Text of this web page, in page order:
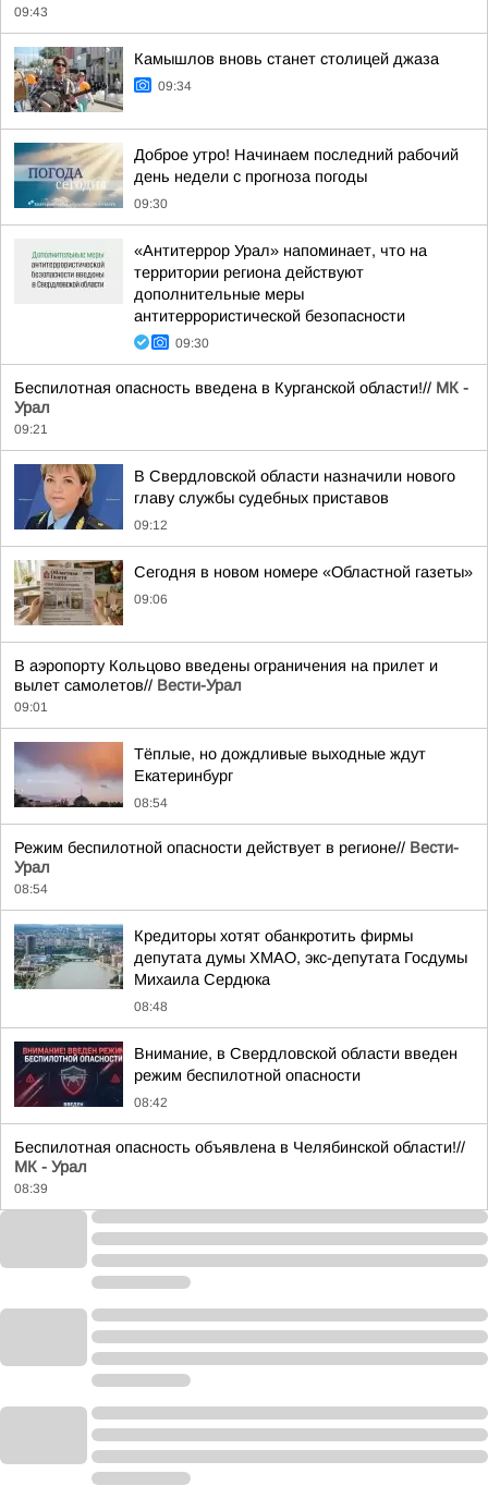
09:43
Камышлов вновь станет столицей джаза
09:34
Доброе утро! Начинаем последний рабочий
день недели с прогноза погоды
09:30
«Антитеррор Урал» напоминает, что на
территории региона действуют
дополнительные меры
антитеррористической безопасности
09:30
Беспилотная опасность введена в Курганской области!// МК -
Урал
09:21
В Свердловской области назначили нового
главу службы судебных приставов
09:12
Сегодня в новом номере «Областной газеты»
09:06
В аэропорту Кольцово введены ограничения на прилет и
вылет самолетов// Вести-Урал
09:01
Тёплые, но дождливые выходные ждут
Екатеринбург
08:54
Режим беспилотной опасности действует в регионе// Вести-
Урал
08:54
Кредиторы хотят обанкротить фирмы
депутата думы ХМАО, экс-депутата Госдумы
Михаила Сердюка
08:48
Внимание, в Свердловской области введен
режим беспилотной опасности
08:42
Беспилотная опасность объявлена в Челябинской области!//
МК - Урал
08:39